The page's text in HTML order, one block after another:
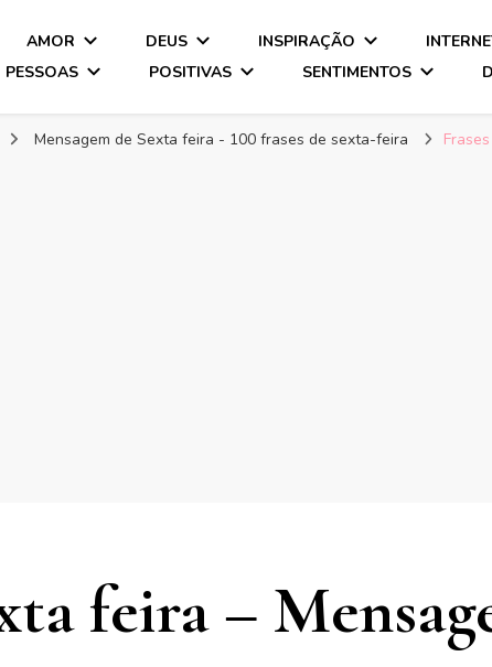
AMOR DEUS INSPIRAÇÃO
PESSOAS
POSITIVAS SENTIMENTOS
Mensagem de Sexta feira - 100 frases de sexta-feira
feira –